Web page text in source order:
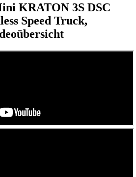
KRATON 3S DSC
Speed Truck,